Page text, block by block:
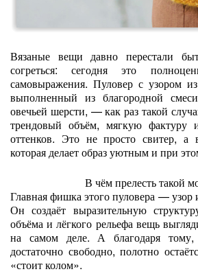
Вязаные вещи давно перестали
согреться: сегодня это
самовыражения. Пуловер с узором из
выполненный из благородной смеси
овечьей шерсти, — как раз такой
трендовый объём, мягкую фактуру
оттенков. Этонепросто свитер, а
котораяделаетобразуютными при
В чёмпрелестьтакой
Главнаяфишкаэтогопуловера — узор
Он создаёт выразительную
объёма и лёгкого рельефавещь
на самомделе. А благодаря тому,
достаточно свободно, полотно
«стоитколом».